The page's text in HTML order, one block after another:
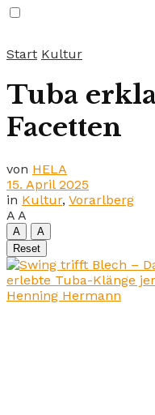
Start Kultur
Tuba
Facetten
von HELA
15. April 2025
in Kultur, Vorarlberg
A A
A
A
Reset